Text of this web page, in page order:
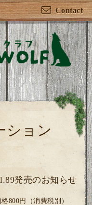
Contact
ション
発売のお知らせ
800円（消費税別）